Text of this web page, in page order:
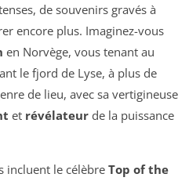
de souvenirs gravés à
encore plus. Imaginez-vous
en Norvège, vous tenant au
le fjord de Lyse, à plus de
de lieu, avec sa vertigineuse
et révélateur de la puissance
incluent le célèbre Top of the